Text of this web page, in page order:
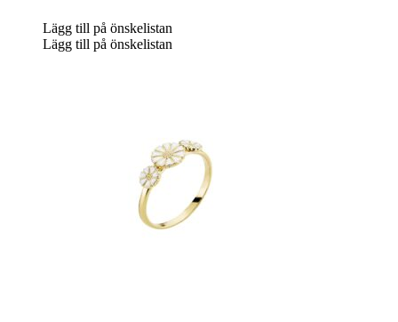
Lägg till på önskelistan
Lägg till på önskelistan